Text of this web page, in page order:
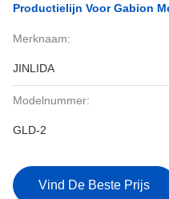
Productielijn Voor Gabion
Merknaam:
JINLIDA
Modelnummer:
GLD-2
Vind De Beste Prijs